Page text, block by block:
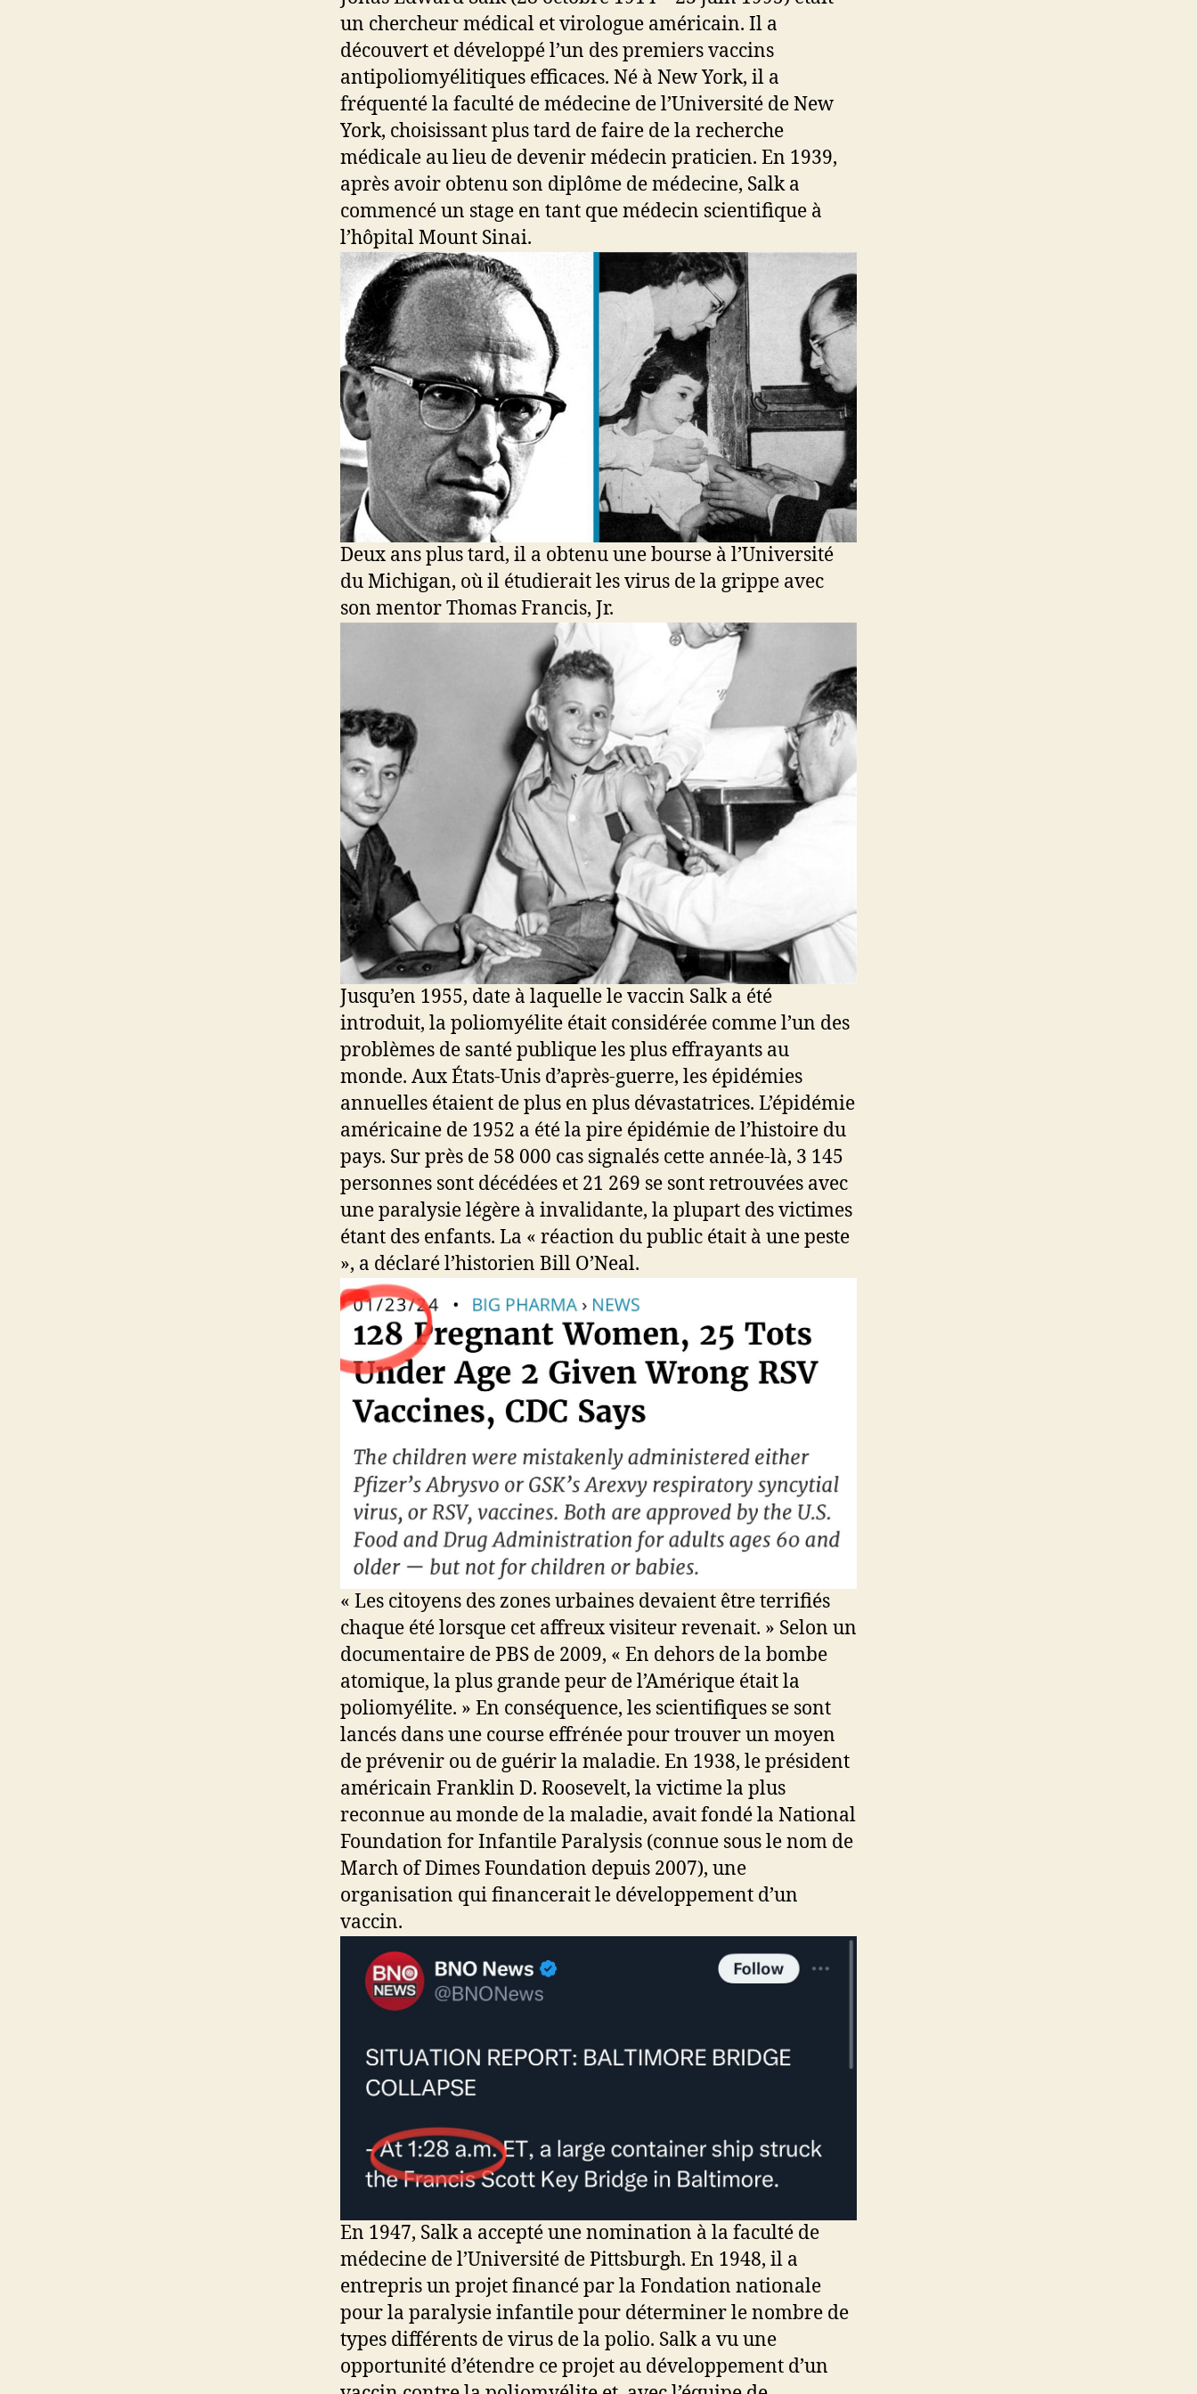
un chercheur médical et virologue américain. Il a
découvert et développé l’un des premiers vaccins
antipoliomyélitiques efficaces. Né à New York, il a
fréquenté la faculté de médecine de l’Université de New
York, choisissant plus tard de faire de la recherche
médicale au lieu de devenir médecin praticien. En 1939,
après avoir obtenu son diplôme de médecine, Salk a
commencé un stage en tant que médecin scientifique à
l’hôpital Mount Sinai.
Deux ans plus tard, il a obtenu une bourse à l’Université
du Michigan, où il étudierait les virus de la grippe avec
son mentor Thomas Francis, Jr.
Jusqu’en 1955, date à laquelle le vaccin Salk a été
introduit, la poliomyélite était considérée comme l’un des
problèmes de santé publique les plus effrayants au
monde. Aux États-Unis d’après-guerre, les épidémies
annuelles étaient de plus en plus dévastatrices. L’épidémie
américaine de 1952 a été la pire épidémie de l’histoire du
pays. Sur près de 58 000 cas signalés cette année-là, 3 145
personnes sont décédées et 21 269 se sont retrouvées avec
une paralysie légère à invalidante, la plupart des victimes
étant des enfants. La « réaction du public était à une peste
», a déclaré l’historien Bill O’Neal.
« Les citoyens des zones urbaines devaient être terrifiés
chaque été lorsque cet affreux visiteur revenait. » Selon un
documentaire de PBS de 2009, « En dehors de la bombe
atomique, la plus grande peur de l’Amérique était la
poliomyélite. » En conséquence, les scientifiques se sont
lancés dans une course effrénée pour trouver un moyen
de prévenir ou de guérir la maladie. En 1938, le président
américain Franklin D. Roosevelt, la victime la plus
reconnue au monde de la maladie, avait fondé la National
Foundation for Infantile Paralysis (connue sous le nom de
March of Dimes Foundation depuis 2007), une
organisation qui financerait le développement d’un
vaccin.
En 1947, Salk a accepté une nomination à la faculté de
médecine de l’Université de Pittsburgh. En 1948, il a
entrepris un projet financé par la Fondation nationale
pour la paralysie infantile pour déterminer le nombre de
types différents de virus de la polio. Salk a vu une
opportunité d’étendre ce projet au développement d’un